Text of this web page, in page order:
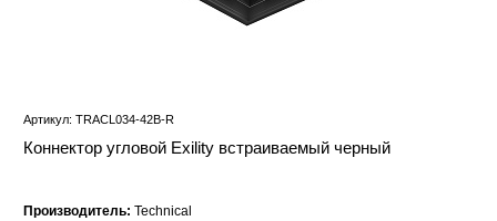
Артикул: TRACL034-42B-R
Коннектор угловой Exility встраиваемый черный
Производитель: Technical